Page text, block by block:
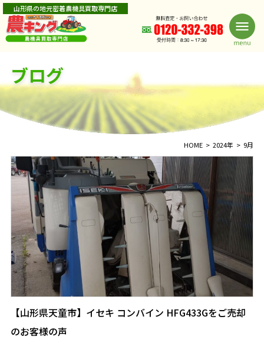
山形県の地元密着農機具買取専門店
ブログ
HOME 2024年 9月
【山形県天童市】イセキ コンバイン HFG433Gをご売却
のお客様の声